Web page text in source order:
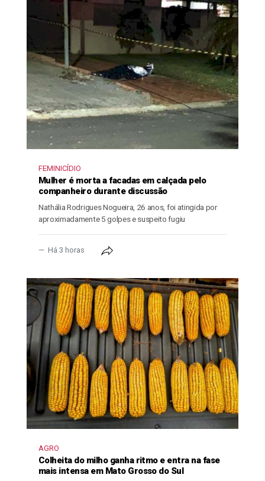
FEMINICÍDIO
Mulher é morta a facadas em calçada pelo
companheiro durante discussão
Nathália Rodrigues Nogueira, 26 anos, foi atingida por
aproximadamente 5 golpes e suspeito fugiu
Há 3 horas
AGRO
Colheita do milho ganha ritmo e entra na fase
mais intensa em Mato Grosso do Sul